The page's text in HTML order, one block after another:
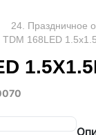
24. Праздничное
TDM 168LED